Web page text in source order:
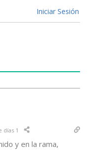
Iniciar Sesión
días 1
y en la rama,